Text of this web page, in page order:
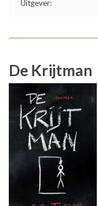
Uitgever:
De Krijtman